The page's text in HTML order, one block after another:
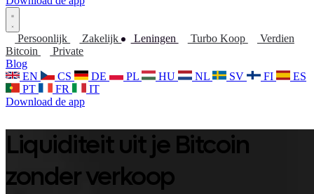
Persoonlijk Zakelijk Leningen Turbo Koop
Verdien
Bitcoin
Private
Blog
EN
CS DE PL HU NL SV FI
ES
PT
FR
IT
Download de app
Liquiditeit uit je Bitcoin
zonder verkoop